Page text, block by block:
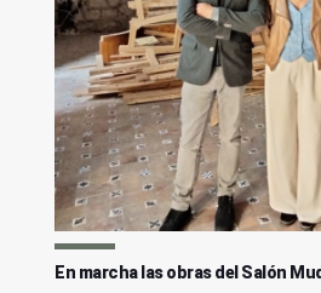
En marcha las obras del Salón